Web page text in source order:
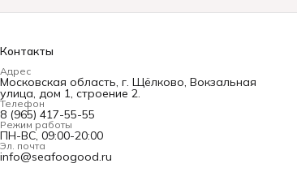
Контакты
Адрес
Московская область, г. Щёлково, Вокзальная
улица, дом 1, строение 2.
Телефон
8 (965) 417-55-55
Режим работы
ПН-ВС, 09:00-20:00
Эл. почта
info@seafoogood.ru